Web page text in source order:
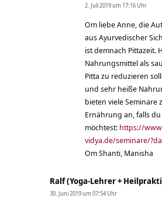
2. Juli 2019 um 17:16 Uhr
Om liebe Anne, die
aus Ayurvedischer
ist demnach Pittazeit.
Nahrungsmittel als
Pitta zu reduzieren
und sehr heiße
bieten viele Seminare
Ernährung an, falls
möchtest: https://
vidya.de/seminare/
Om Shanti, Manisha
Ralf (Yoga-Lehrer +
30. Juni 2019 um 07:54 Uhr